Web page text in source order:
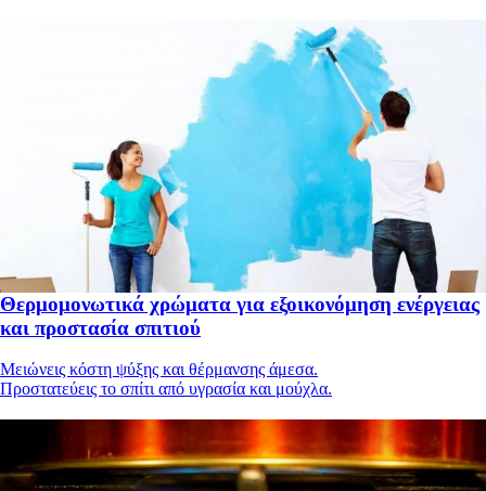
Θερμομονωτικά χρώματα για εξοικονόμηση ενέργειας
και προστασία σπιτιού
Μειώνεις κόστη ψύξης και θέρμανσης άμεσα.
Προστατεύεις το σπίτι από υγρασία και μούχλα.